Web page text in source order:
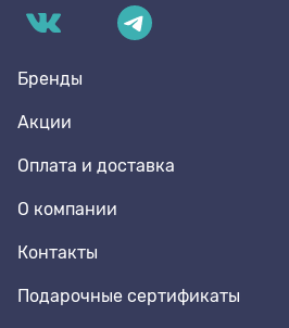
Бренды
Акции
Оплата и доставка
О компании
Контакты
Подарочные сертификаты